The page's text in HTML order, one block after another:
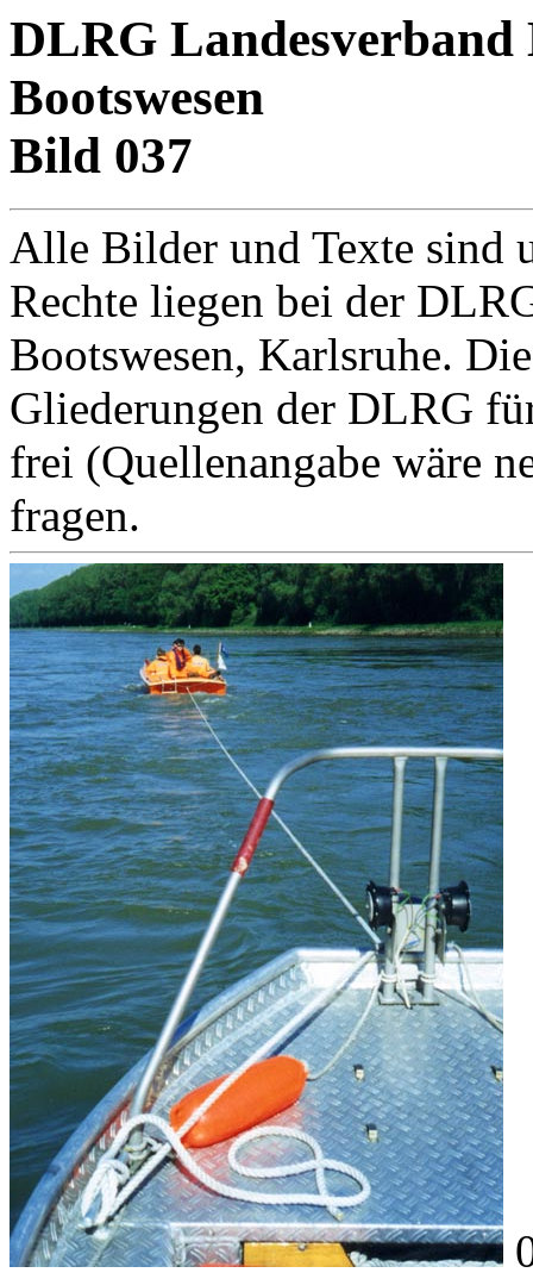
DLRG Landesverband
Bootswesen
Bild 037
Alle Bilder und Texte sind
Rechte liegen bei der
Bootswesen, Karlsruhe.
Gliederungen der DLRG
frei (Quellenangabe wäre
fragen.